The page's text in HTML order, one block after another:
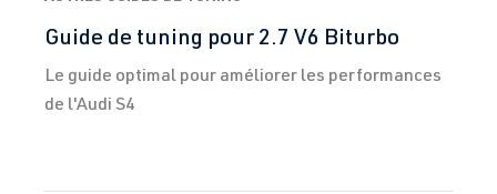
Guide de tuning pour 2.7 V6 Biturbo
Le guide optimal pour améliorer les performances
de l'Audi S4